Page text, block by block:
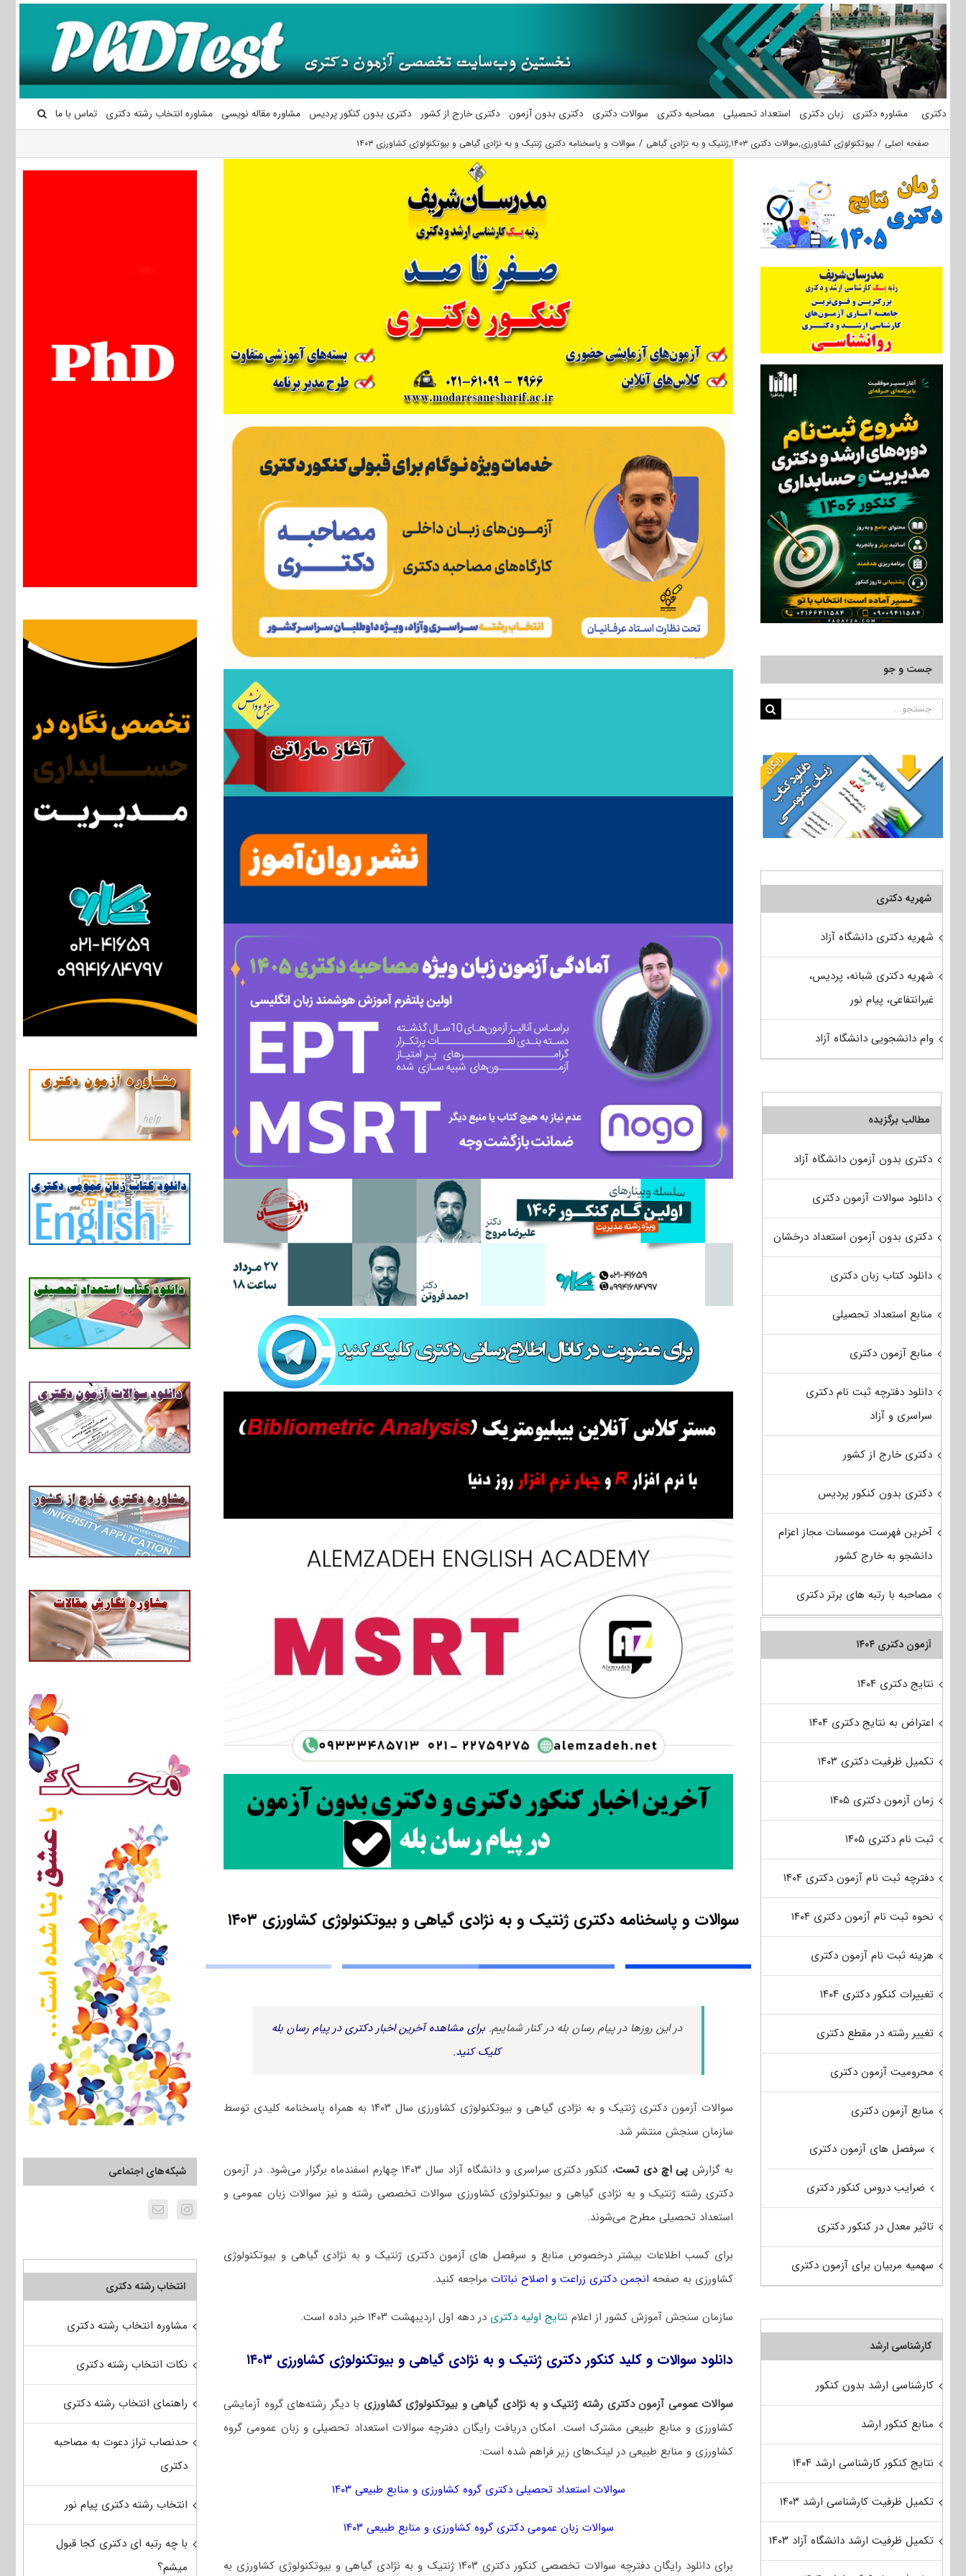
محتوا
دکتری مشاوره دکتری زبان دکتری استعداد تحصیلی مصاحبه دکتری سوالات دکتری دکتری بدون آزمون دکتری خارج از کشور دکتری بدون کنکور پردیس مشاوره مقاله نویسی مشاوره انتخاب رشته دکتری تماس با ما
صفحه اصلی بیوتکنولوژی کشاورزی,سوالات دکتری ۱۴۰۳ ,ژنتیک و به نژادی گیاهی سوالات و پاسخنامه دکتری ژنتیک و به نژادی گیاهی و بیوتکنولوژی کشاورزی ۱۴۰۳
سوالات و پاسخنامه دکتری ژنتیک و به نژادی گیاهی و بیوتکنولوژی کشاورزی ۱۴۰۳
در این روزها در پیام رسان بله در کنار شماییم. برای مشاهده آخرین اخبار دکتری در پیام رسان بله
کلیک کنید.
سوالات آزمون دکتری ژنتیک و به نژادی گیاهی و بیوتکنولوژی کشاورزی سال ۱۴۰۳ به همراه پاسخنامه کلیدی توسط
سازمان سنجش منتشر شد.
به گزارشپی اچ دی تست
، کنکور دکتری سراسری و دانشگاه آزاد سال ۱۴۰۳ چهارم اسفندماه برگزار می‌شود. در آزمون
دکتری رشته ژنتیک و به نژادی گیاهی و بیوتکنولوژی کشاورزی سوالات تخصصی رشته و نیز سوالات زبان عمومی و
استعداد تحصیلی مطرح می‌شوند.
برای کسب اطلاعات بیشتر درخصوص منابع و سرفصل های آزمون دکتری ژنتیک و به نژادی گیاهی و بیوتکنولوژی
کشاورزی به صفحه انجمن دکتری زراعت و اصلاح نباتاتمراجعه کنید.
سازمان سنجش آموزش کشور از اعلام نتایج اولیه دکتری در دهه اول اردیبهشت ۱۴۰۳ خبر داده است.
دانلود سوالات و کلید کنکور دکتری ژنتیک و به نژادی گیاهی و بیوتکنولوژی کشاورزی ۱۴۰۳
سوالات عمومی آزمون دکتری رشته ژنتیک و به نژادی گیاهی و بیوتکنولوژی کشاورزی با دیگر رشته‌های گروه آزمایشی
کشاورزی و منابع طبیعی مشترک است. امکان دریافت رایگان دفترچه سوالات استعداد تحصیلی و زبان عمومی گروه
کشاورزی و منابع طبیعی در لینک‌های زیر فراهم شده است:
سوالات استعداد تحصیلی دکتری گروه کشاورزی و منابع طبیعی ۱۴۰۳
سوالات زبان عمومی دکتری گروه کشاورزی و منابع طبیعی ۱۴۰۳
برای دانلود رایگان دفترچه سوالات تخصصی کنکور دکتری ۱۴۰۳ ژنتیک و به نژادی گیاهی و بیوتکنولوژی کشاورزی به
شبکه‌های اجتماعی
انتخاب رشته دکتری
مشاوره انتخاب رشته دکتری
نکات انتخاب رشته دکتری
راهنمای انتخاب رشته دکتری
حدنصاب تراز دعوت به مصاحبه
دکتری
انتخاب رشته دکتری پیام نور
با چه رتبه ای دکتری کجا قبول
میشم؟
جست و جو
جستجو
شهریه دکتری
شهریه دکتری دانشگاه آزاد
شهریه دکتری شبانه، پردیس،
غیرانتفاعی، پیام نور
وام دانشجویی دانشگاه آزاد
مطالب برگزیده
دکتری بدون آزمون دانشگاه آزاد
دانلود سوالات آزمون دکتری
دکتری بدون آزمون استعداد درخشان
دانلود کتاب زبان دکتری
منابع استعداد تحصیلی
منابع آزمون دکتری
دانلود دفترچه ثبت نام دکتری
سراسری و آزاد
دکتری خارج از کشور
دکتری بدون کنکور پردیس
آخرین فهرست موسسات مجاز اعزام
دانشجو به خارج کشور
مصاحبه با رتبه های برتر دکتری
آزمون دکتری ۱۴۰۴
نتایج دکتری ۱۴۰۴
اعتراض به نتایج دکتری ۱۴۰۴
تکمیل ظرفیت دکتری ۱۴۰۳
زمان آزمون دکتری ۱۴۰۵
ثبت نام دکتری ۱۴۰۵
دفترچه ثبت نام آزمون دکتری ۱۴۰۴
نحوه ثبت نام آزمون دکتری ۱۴۰۴
هزینه ثبت نام آزمون دکتری
تغییرات کنکور دکتری ۱۴۰۴
تغییر رشته در مقطع دکتری
محرومیت آزمون دکتری
منابع آزمون دکتری
سرفصل های آزمون دکتری
ضرایب دروس کنکور دکتری
تاثیر معدل در کنکور دکتری
سهمیه مربیان برای آزمون دکتری
کارشناسی ارشد
کارشناسی ارشد بدون کنکور
منابع کنکور ارشد
نتایج کنکور کارشناسی ارشد ۱۴۰۴
تکمیل ظرفیت کارشناسی ارشد ۱۴۰۳
تکمیل ظرفیت ارشد دانشگاه آزاد ۱۴۰۳